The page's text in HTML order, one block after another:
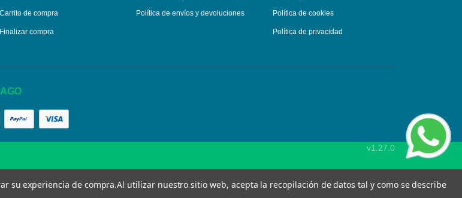
Carrito de compra
Finalizar compra
Política de envíos y devoluciones Política de cookies
Política de privacidad
v1.27.0
su experiencia de compra.Al utilizar nuestro sitio web, acepta la recopilación de datos tal y como se describe